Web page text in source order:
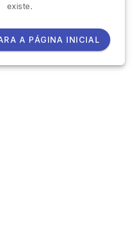
existe.
A PÁGINA INICIAL